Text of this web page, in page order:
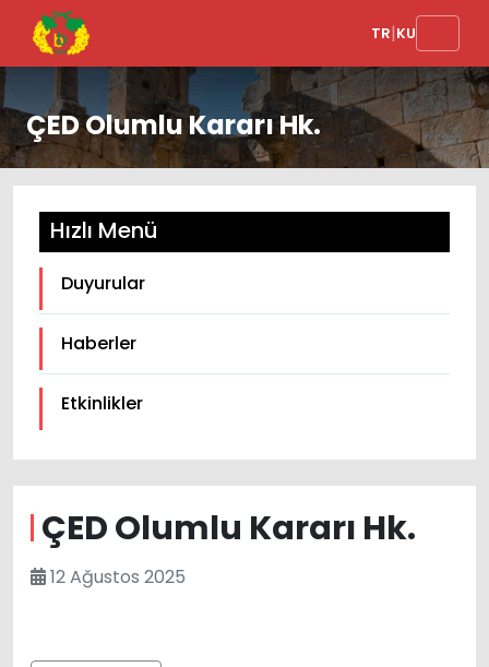
TR|KU
ÇED Olumlu Kararı Hk.
Hızlı Menü
Duyurular
Haberler
Etkinlikler
ÇED Olumlu Kararı Hk.
12 Ağustos 2025